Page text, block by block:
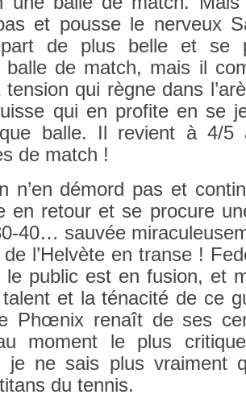
et pous­se le ner­veux
de plus belle et se
balle de match, mais il
qui règne dans
qui en pro­fite en se
balle. Il re­vient à 4/5
de match !
n’en démord pas et
en re­tour et se pro­cure
40… sauvée
l’Helvète en trans­e !
le pub­lic est en fus­ion, et
et la ténacité de ce
Phœnix renaît de ses
mo­ment le plus
je ne sais plus vrai­ment
du ten­nis.